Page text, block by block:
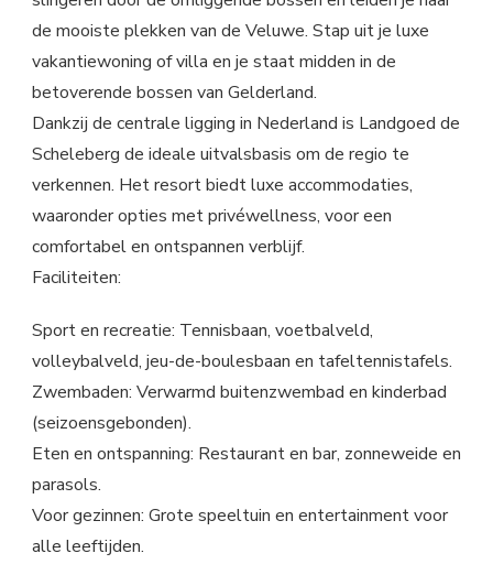
de mooiste plekken van de Veluwe. Stap uit je luxe
vakantiewoning of villa en je staat midden in de
betoverende bossen van Gelderland.
Dankzij de centrale ligging in Nederland is Landgoed de
Scheleberg de ideale uitvalsbasis om de regio te
verkennen. Het resort biedt luxe accommodaties,
waaronder opties met privéwellness, voor een
comfortabel en ontspannen verblijf.
Faciliteiten:
Sport en recreatie: Tennisbaan, voetbalveld,
volleybalveld, jeu-de-boulesbaan en tafeltennistafels.
Zwembaden: Verwarmd buitenzwembad en kinderbad
(seizoensgebonden).
Eten en ontspanning: Restaurant en bar, zonneweide en
parasols.
Voor gezinnen: Grote speeltuin en entertainment voor
alle leeftijden.